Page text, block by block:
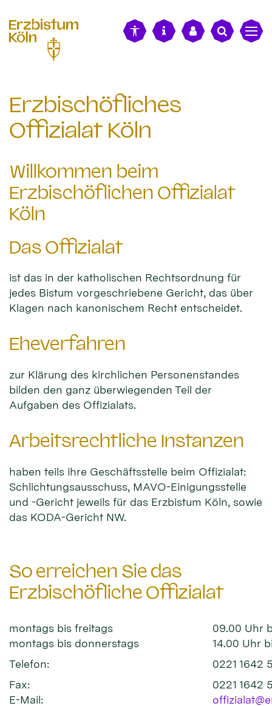
Erzbischöfliches
Offizialat Köln
Willkommen beim
Erzbischöflichen Offizialat
Köln
Das Offizialat
ist das in der katholischen Rechtsordnung für
jedes Bistum vorgeschriebene Gericht, das über
Klagen nach kanonischem Recht entscheidet.
Eheverfahren
zur Klärung des kirchlichen Personenstandes
bilden den ganz überwiegenden Teil der
Aufgaben des Offizialats.
Arbeitsrechtliche Instanzen
haben teils ihre Geschäftsstelle beim Offizialat:
Schlichtungsausschuss, MAVO-Einigungsstelle
und -Gericht jeweils für das Erzbistum Köln, sowie
das KODA-Gericht NW.
So erreichen Sie das
Erzbischöfliche Offizialat
montags bis freitags
montags bis donnerstags
09.00 Uhr
14.00 Uhr
Telefon:
Fax:
E-Mail:
0221 1642
0221 1642